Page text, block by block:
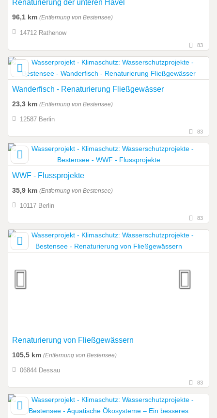
Renaturierung der unteren Havel
96,1 km (Entfernung von Bestensee)
14712 Rathenow
83
Wanderfisch - Renaturierung Fließgewässer
23,3 km (Entfernung von Bestensee)
12587 Berlin
83
WWF - Flussprojekte
35,9 km (Entfernung von Bestensee)
10117 Berlin
83
Renaturierung von Fließgewässern
105,5 km (Entfernung von Bestensee)
06844 Dessau
83